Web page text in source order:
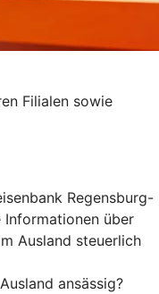
Filialen sowie
Regensburg-
über
Ausland steuerlich
ansässig?